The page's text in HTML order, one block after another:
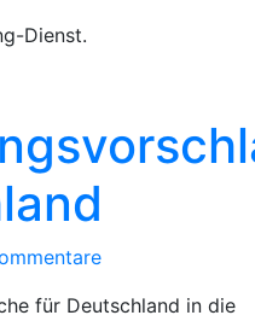
Dienst.
für Deutschland in die